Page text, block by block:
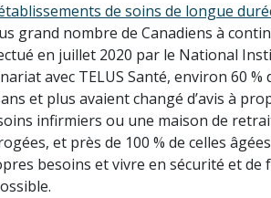
de soins de longue
grand nombre de Canadiens à
en juillet 2020 par le National
avec TELUS Santé, environ 60
et plus avaient changé d’avis à
infirmiers ou une maison de
et près de 100 % de celles
besoins et vivre en sécurité et